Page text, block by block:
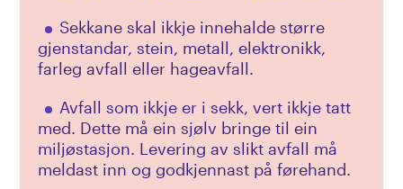
Ledige stillinger
Sekkane skal ikkje innehalde større
gjenstandar, stein, metall, elektronikk,
farleg avfall eller hageavfall.
Avfall som ikkje er i sekk, vert ikkje tatt
med. Dette må ein sjølv bringe til ein
miljøstasjon. Levering av slikt avfall må
meldast inn og godkjennast på førehand.